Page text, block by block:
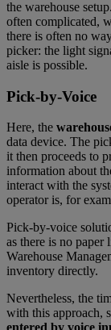
the warehouse
often complicated,
there is often no
picker: the light
aisle is possible.
Pick-by-Voice
Here, the
data device. The
it then proceeds to
information about
interact with the
operator is, for
Pick-by-voice
as there is no
Warehouse
inventory directly.
Nevertheless, the
with this approach,